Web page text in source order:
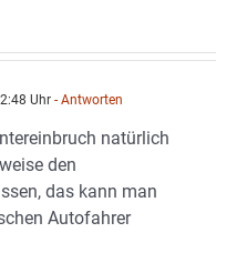
Uhr - Antworten
natürlich
den
das kann man
Autofahrer